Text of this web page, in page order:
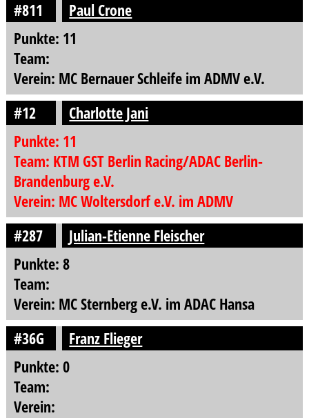
#811
Paul Crone
Punkte: 11
Team:
Verein: MC Bernauer Schleife im ADMV e.V.
#12
Charlotte Jani
Punkte: 11
Team: KTM GST Berlin Racing/ADAC Berlin-
Brandenburg e.V.
Verein: MC Woltersdorf e.V. im ADMV
#287
Julian-Etienne Fleischer
Punkte: 8
Team:
Verein: MC Sternberg e.V. im ADAC Hansa
#36G
Franz Flieger
Punkte: 0
Team:
Verein: